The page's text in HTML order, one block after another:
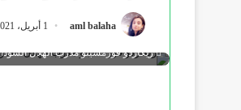
aml balaha 1 أبريل، 2021
ريكاردو فورمسينو مدرب الهلال